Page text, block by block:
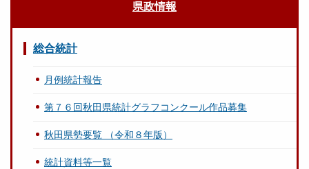
県政情報
総合統計
月例統計報告
第７６回秋田県統計グラフコンクール作品募集
秋田県勢要覧 （令和８年版）
統計資料等一覧